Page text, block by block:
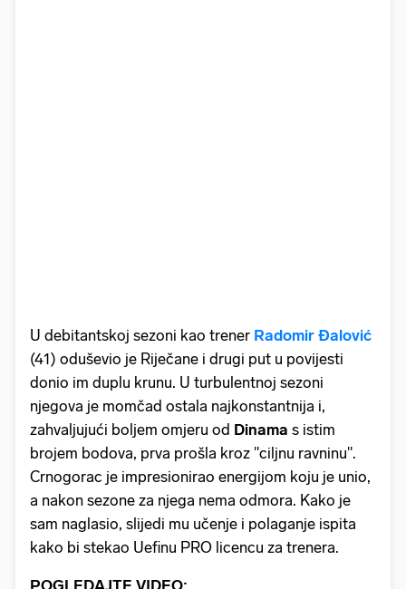
U debitantskoj sezoni kao trener Radomir Đalović
(41) oduševio je Riječane i drugi put u povijesti
donio im duplu krunu. U turbulentnoj sezoni
njegova je momčad ostala najkonstantnija i,
zahvaljujući boljem omjeru od Dinama s istim
brojem bodova, prva prošla kroz "ciljnu ravninu".
Crnogorac je impresionirao energijom koju je unio,
a nakon sezone za njega nema odmora. Kako je
sam naglasio, slijedi mu učenje i polaganje ispita
kako bi stekao Uefinu PRO licencu za trenera.
POGLEDAJTE VIDEO: